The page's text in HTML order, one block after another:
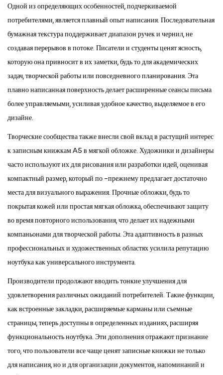
Одной из определяющих особенностей, подчеркиваемой
потребителями, является плавный опыт написания. Последовательная
бумажная текстура поддерживает диапазон ручек и чернил, не
создавая перерывов в потоке. Писатели и студенты ценят ясность,
которую она привносит в их заметки, будь то для академических
задач, творческой работы или повседневного планирования. Эта
плавно написанная поверхность делает расширенные сеансы письма
более управляемыми, усиливая удобное качество, выделяемое в его
дизайне.
Творческие сообщества также внесли свой вклад в растущий интерес
к записным книжкам A5 в мягкой обложке. Художники и дизайнеры
часто используют их для рисования или разработки идей, оценивая
компактный размер, который по -прежнему предлагает достаточно
места для визуального выражения. Прочные обложки, будь то
покрытая кожей или простая мягкая обложка, обеспечивают защиту
во время повторного использования, что делает их надежными
компаньонами для творческой работы. Эта адаптивность в разных
профессиональных и художественных областях усилила репутацию
ноутбука как универсального инструмента.
Производители продолжают вводить тонкие улучшения для
удовлетворения различных ожиданий потребителей. Такие функции,
как встроенные закладки, расширяемые карманы или съемные
страницы, теперь доступны в определенных изданиях, расширяя
функциональность ноутбука. Эти дополнения отражают признание
того, что пользователи все чаще ценят записные книжки не только
для написания, но и для организации документов, напоминаний и